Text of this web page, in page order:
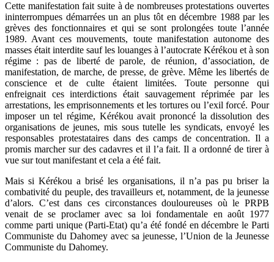
Cette manifestation fait suite à de nombreuses protestations ouvertes
ininterrompues démarrées un an plus tôt en décembre 1988 par les
grèves des fonctionnaires et qui se sont prolongées toute l’année
1989. Avant ces mouvements, toute manifestation autonome des
masses était interdite sauf les louanges à l’autocrate Kérékou et à son
régime : pas de liberté de parole, de réunion, d’association, de
manifestation, de marche, de presse, de grève. Même les libertés de
conscience et de culte étaient limitées. Toute personne qui
enfreignait ces interdictions était sauvagement réprimée par les
arrestations, les emprisonnements et les tortures ou l’exil forcé. Pour
imposer un tel régime, Kérékou avait prononcé la dissolution des
organisations de jeunes, mis sous tutelle les syndicats, envoyé les
responsables protestataires dans des camps de concentration. Il a
promis marcher sur des cadavres et il l’a fait. Il a ordonné de tirer à
vue sur tout manifestant et cela a été fait.
Mais si Kérékou a brisé les organisations, il n’a pas pu briser la
combativité du peuple, des travailleurs et, notamment, de la jeunesse
d’alors. C’est dans ces circonstances douloureuses où le PRPB
venait de se proclamer avec sa loi fondamentale en août 1977
comme parti unique (Parti-Etat) qu’a été fondé en décembre le Parti
Communiste du Dahomey avec sa jeunesse, l’Union de la Jeunesse
Communiste du Dahomey.